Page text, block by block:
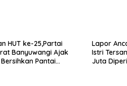
HUT ke-25,Partai
Banyuwangi Ajak
Pantai
Lapor
Istri
Juta